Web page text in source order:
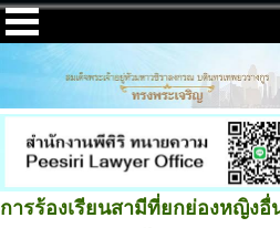
การร้องเรียนสามีที่ยกย่องหญิง